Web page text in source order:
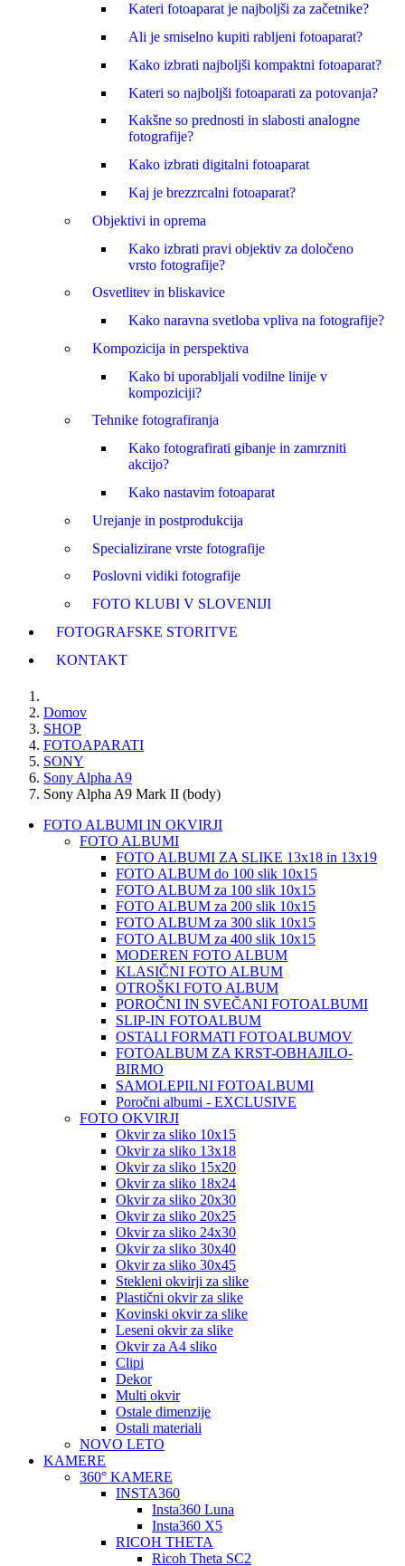
Kateri fotoaparat je najboljši za začetnike?
Ali je smiselno kupiti rabljeni fotoaparat?
Kako izbrati najboljši kompaktni fotoaparat?
Kateri so najboljši fotoaparati za potovanja?
Kakšne so prednosti in slabosti analogne
fotografije?
Kako izbrati digitalni fotoaparat
Kaj je brezzrcalni fotoaparat?
Objektivi in oprema
Kako izbrati pravi objektiv za določeno
vrsto fotografije?
Osvetlitev in bliskavice
Kako naravna svetloba vpliva na fotografije?
Kompozicija in perspektiva
Kako bi uporabljali vodilne linije v
kompoziciji?
Tehnike fotografiranja
Kako fotografirati gibanje in zamrzniti
akcijo?
Kako nastavim fotoaparat
Urejanje in postprodukcija
Specializirane vrste fotografije
Poslovni vidiki fotografije
FOTO KLUBI V SLOVENIJI
FOTOGRAFSKE STORITVE
KONTAKT
Domov
SHOP
FOTOAPARATI
SONY
Sony Alpha A9
Sony Alpha A9 Mark II (body)
FOTO ALBUMI IN OKVIRJI
FOTO ALBUMI
FOTO ALBUMI ZA SLIKE 13x18 in 13x19
FOTO ALBUM do 100 slik 10x15
FOTO ALBUM za 100 slik 10x15
FOTO ALBUM za 200 slik 10x15
FOTO ALBUM za 300 slik 10x15
FOTO ALBUM za 400 slik 10x15
MODEREN FOTO ALBUM
KLASIČNI FOTO ALBUM
OTROŠKI FOTO ALBUM
POROČNI IN SVEČANI FOTOALBUMI
SLIP-IN FOTOALBUM
OSTALI FORMATI FOTOALBUMOV
FOTOALBUM ZA KRST-OBHAJILO-
BIRMO
SAMOLEPILNI FOTOALBUMI
Poročni albumi - EXCLUSIVE
FOTO OKVIRJI
Okvir za sliko 10x15
Okvir za sliko 13x18
Okvir za sliko 15x20
Okvir za sliko 18x24
Okvir za sliko 20x30
Okvir za sliko 20x25
Okvir za sliko 24x30
Okvir za sliko 30x40
Okvir za sliko 30x45
Stekleni okvirji za slike
Plastični okvir za slike
Kovinski okvir za slike
Leseni okvir za slike
Okvir za A4 sliko
Clipi
Dekor
Multi okvir
Ostale dimenzije
Ostali materiali
NOVO LETO
KAMERE
360° KAMERE
INSTA360
Insta360 Luna
Insta360 X5
RICOH THETA
Ricoh Theta SC2